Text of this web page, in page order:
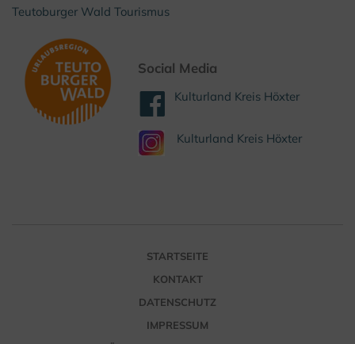
Teutoburger Wald Tourismus
Social Media
Kulturland Kreis Höxter
Kulturland Kreis Höxter
STARTSEITE
KONTAKT
DATENSCHUTZ
IMPRESSUM